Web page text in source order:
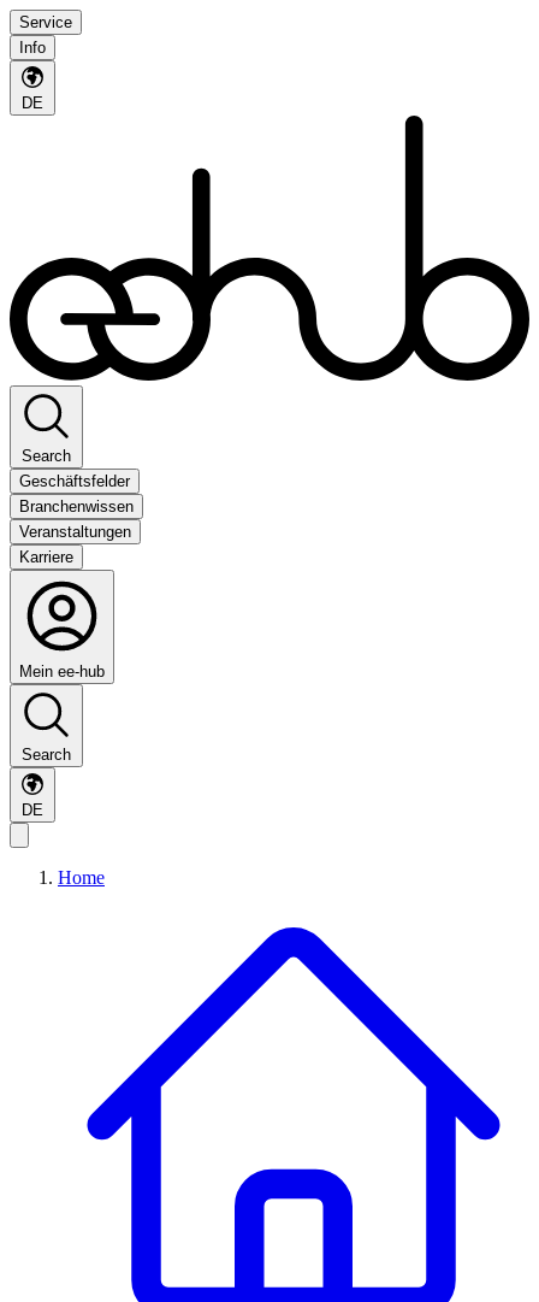
Service
Info
DE
Search
Geschäftsfelder
Branchenwissen
Veranstaltungen
Karriere
Mein ee-hub
Search
DE
Home